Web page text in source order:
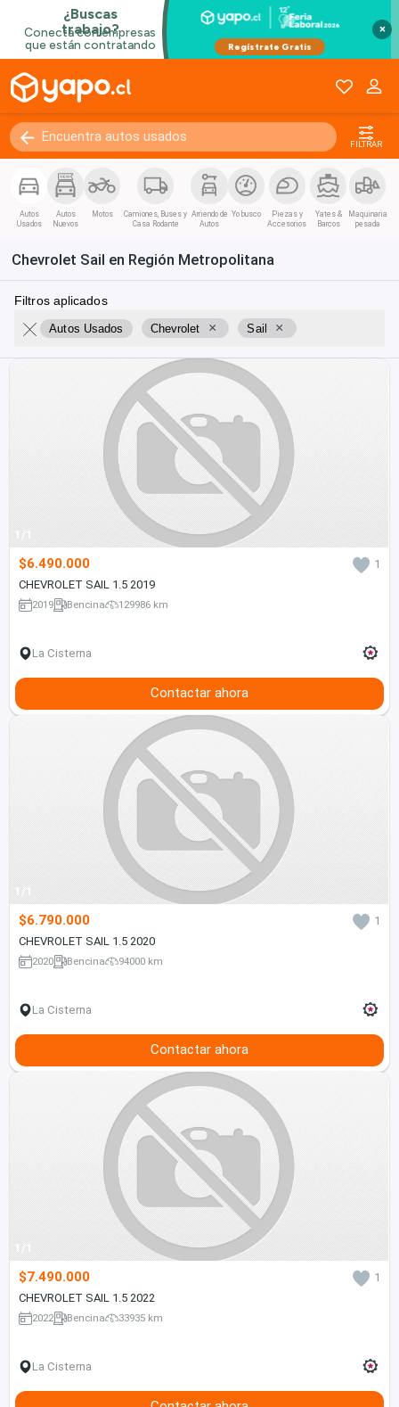
×
FILTRAR
Autos
Usados
Autos
Nuevos
Motos
Camiones, Buses y
Casa Rodante
Arriendo de
Autos
Yo busco
Piezas y
Accesorios
Yates &
Barcos
Maquinaria
pesada
Chevrolet Sail en Región Metropolitana
Filtros aplicados
Autos Usados Chevrolet × Sail ×
1/1
$6.490.000
1
CHEVROLET SAIL 1.5 2019
2019 Bencina 129986 km
La Cisterna
Contactar ahora
1/1
$6.790.000
1
CHEVROLET SAIL 1.5 2020
2020 Bencina 94000 km
La Cisterna
Contactar ahora
1/1
$7.490.000
1
CHEVROLET SAIL 1.5 2022
2022 Bencina 33935 km
La Cisterna